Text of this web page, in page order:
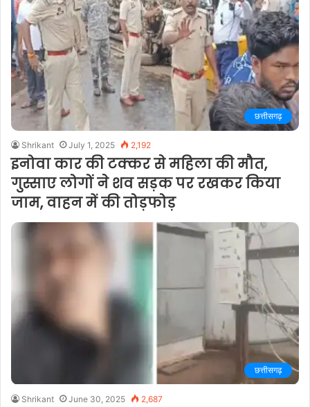
छत्तीसगढ़
Shrikant July 1, 2025 2,192
इनोवा कार की टक्कर से महिला की मौत,
गुस्साए लोगों ने शव सड़क पर रखकर किया
जाम, वाहन में की तोड़फोड़
छत्तीसगढ़
Shrikant June 30, 2025 2,687